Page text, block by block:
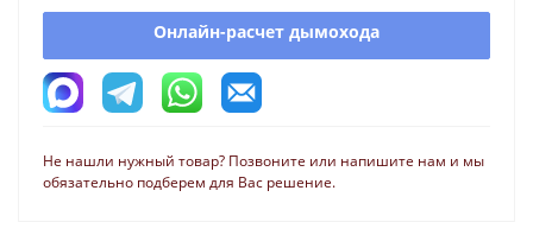
Онлайн-расчет дымохода
Не нашли нужный товар? Позвоните или напишите нам и мы
обязательно подберем для Вас решение.